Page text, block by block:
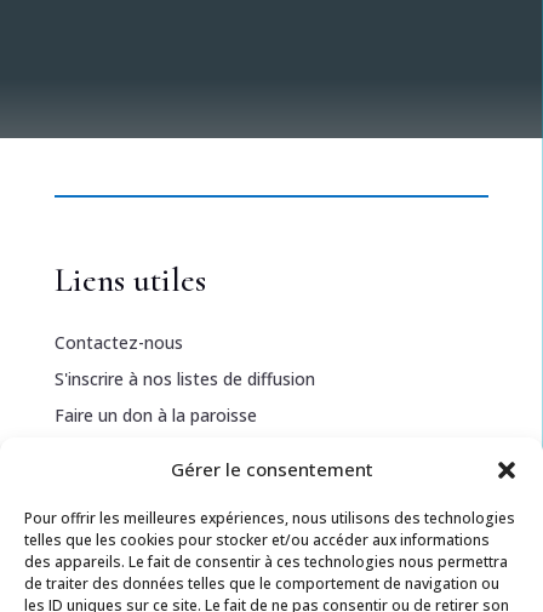
Gérer le consentement
Pour offrir les meilleures expériences, nous utilisons des technologies
telles que les cookies pour stocker et/ou accéder aux informations
des appareils. Le fait de consentir à ces technologies nous permettra
de traiter des données telles que le comportement de navigation ou
les ID uniques sur ce site. Le fait de ne pas consentir ou de retirer son
Liens utiles
Contactez-nous
S'inscrire à nos listes de diffusion
Faire un don à la paroisse
Politique de confidentialité
Politique de cookies